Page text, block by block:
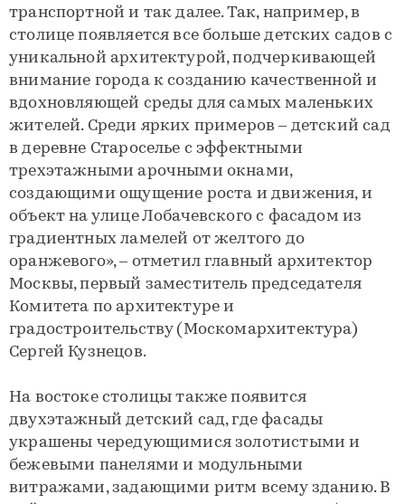
транспортной и так далее. Так, например, в
столице появляется все больше детских садов с
уникальной архитектурой, подчеркивающей
внимание города к созданию качественной и
вдохновляющей среды для самых маленьких
жителей. Среди ярких примеров – детский сад
в деревне Староселье с эффектными
трехэтажными арочными окнами,
создающими ощущение роста и движения, и
объект на улице Лобачевского с фасадом из
градиентных ламелей от желтого до
оранжевого», – отметил главный архитектор
Москвы, первый заместитель председателя
Комитета по архитектуре и
градостроительству (Москомархитектура)
Сергей Кузнецов.
На востоке столицы также появится
двухэтажный детский сад, где фасады
украшены чередующимися золотистыми и
бежевыми панелями и модульными
витражами, задающими ритм всему зданию. В